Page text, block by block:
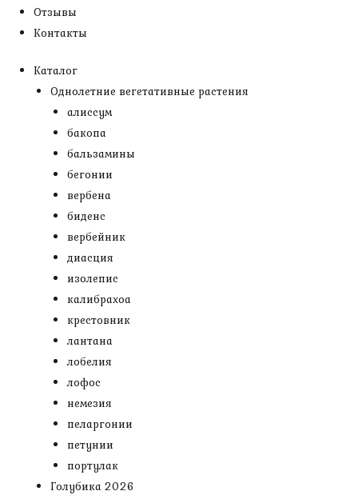
Отзывы
Контакты
Каталог
Однолетние вегетативные растения
алиссум
бакопа
бальзамины
бегонии
вербена
биденс
вербейник
диасция
изолепис
калибрахоа
крестовник
лантана
лобелия
лофос
немезия
пеларгонии
петунии
портулак
Голубика 2026